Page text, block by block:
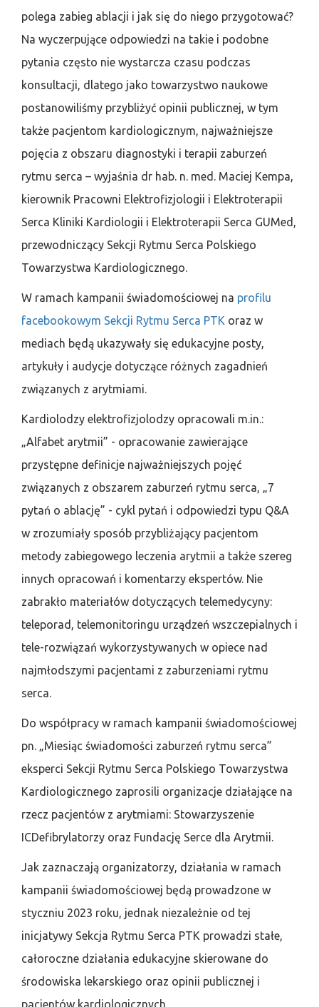
polega zabieg ablacji i jak się do niego przygotować?
Na wyczerpujące odpowiedzi na takie i podobne
pytania często nie wystarcza czasu podczas
konsultacji, dlatego jako towarzystwo naukowe
postanowiliśmy przybliżyć opinii publicznej, w tym
także pacjentom kardiologicznym, najważniejsze
pojęcia z obszaru diagnostyki i terapii zaburzeń
rytmu serca – wyjaśnia dr hab. n. med. Maciej Kempa,
kierownik Pracowni Elektrofizjologii i Elektroterapii
Serca Kliniki Kardiologii i Elektroterapii Serca GUMed,
przewodniczący Sekcji Rytmu Serca Polskiego
Towarzystwa Kardiologicznego.
W ramach kampanii świadomościowej na profilu
facebookowym Sekcji Rytmu Serca PTK oraz w
mediach będą ukazywały się edukacyjne posty,
artykuły i audycje dotyczące różnych zagadnień
związanych z arytmiami.
Kardiolodzy elektrofizjolodzy opracowali m.in.:
„Alfabet arytmii” - opracowanie zawierające
przystępne definicje najważniejszych pojęć
związanych z obszarem zaburzeń rytmu serca, „7
pytań o ablację” - cykl pytań i odpowiedzi typu Q&A
w zrozumiały sposób przybliżający pacjentom
metody zabiegowego leczenia arytmii a także szereg
innych opracowań i komentarzy ekspertów. Nie
zabrakło materiałów dotyczących telemedycyny:
teleporad, telemonitoringu urządzeń wszczepialnych i
tele-rozwiązań wykorzystywanych w opiece nad
najmłodszymi pacjentami z zaburzeniami rytmu
serca.
Do współpracy w ramach kampanii świadomościowej
pn. „Miesiąc świadomości zaburzeń rytmu serca”
eksperci Sekcji Rytmu Serca Polskiego Towarzystwa
Kardiologicznego zaprosili organizacje działające na
rzecz pacjentów z arytmiami: Stowarzyszenie
ICDefibrylatorzy oraz Fundację Serce dla Arytmii.
Jak zaznaczają organizatorzy, działania w ramach
kampanii świadomościowej będą prowadzone w
styczniu 2023 roku, jednak niezależnie od tej
inicjatywy Sekcja Rytmu Serca PTK prowadzi stałe,
całoroczne działania edukacyjne skierowane do
środowiska lekarskiego oraz opinii publicznej i
pacjentów kardiologicznych.